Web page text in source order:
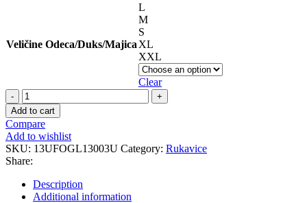
Veličine Odeca/Duks/Majica
L
M
S
XL
XXL
Clear
SKYLINE
Graphic
rukavice
quantity
Add to cart
Compare
Add to wishlist
SKU: 13UFOGL13003U Category: Rukavice
Share:
Description
Additional information